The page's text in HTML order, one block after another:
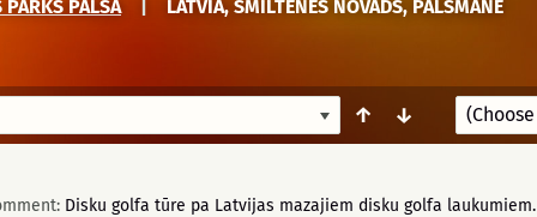
PARKS PALSA LATVIA, SMILTENES NOVADS, PALSMANE
↑ ↓
Disku golfa tūre pa Latvijas mazajiem disku golfa laukumiem.